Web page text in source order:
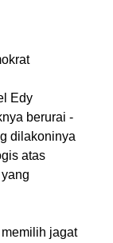
Edy
berurai -
dilakoninya
atas
jagat